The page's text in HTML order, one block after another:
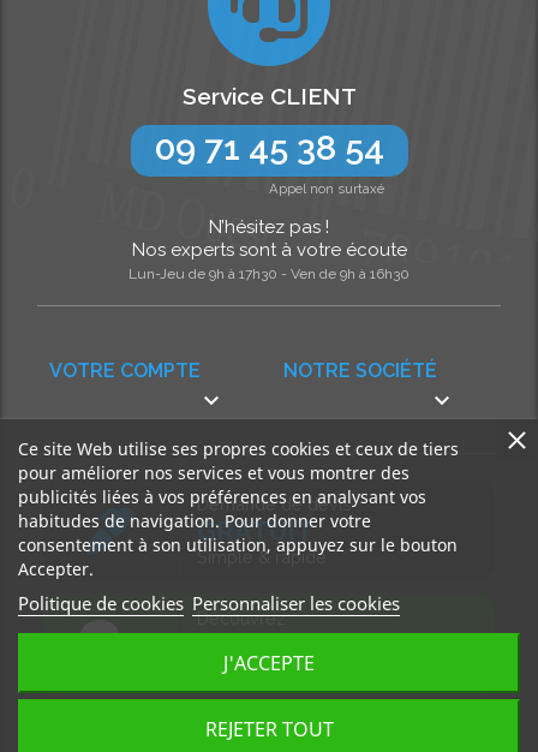
NOTRE SOCIÉTÉ

VOTRE COMPTE

Service CLIENT
09 71 45 38 54
Appel non surtaxé
N’hésitez pas !
Nos experts sont à votre écoute
Lun-Jeu de 9h à 17h30 - Ven de 9h à 16h30
Demande de devis
GRATUIT
Simple & rapide
Découvrez
Accédez à nos articles
Ce site Web utilise ses propres cookies et ceux de tiers
pour améliorer nos services et vous montrer des
publicités liées à vos préférences en analysant vos
habitudes de navigation. Pour donner votre
consentement à son utilisation, appuyez sur le bouton
Accepter.
Politique de cookies Personnaliser les cookies
REJETER TOUT
J'ACCEPTE
Tous droits réservés, MD Ouest © 2026